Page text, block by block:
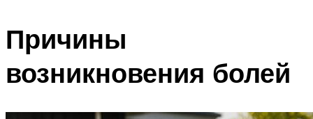
Причины
возникновения болей